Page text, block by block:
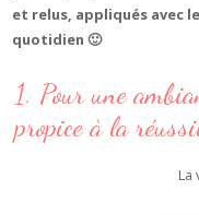
et relus, appliqués avec
quotidien 🙂
1. Pour une
propice à la
La